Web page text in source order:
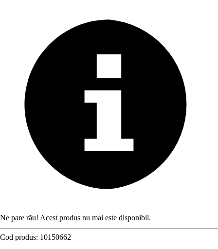
Ne pare rău! Acest produs nu mai este disponibil.
Cod produs: 10150662